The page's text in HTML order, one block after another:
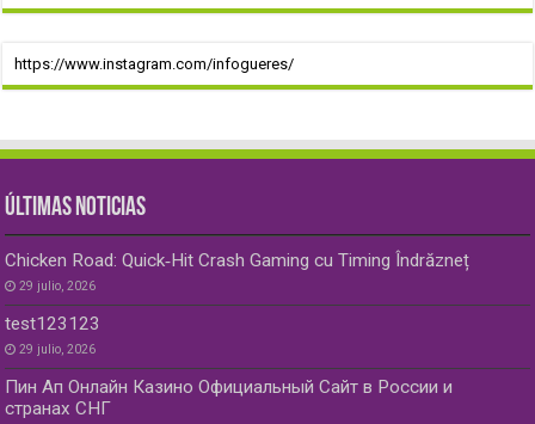
https://www.instagram.com/infogueres/
ÚLTIMAS NOTICIAS
Chicken Road: Quick‑Hit Crash Gaming cu Timing Îndrăzneț
29 julio, 2026
test123123
29 julio, 2026
Пин Ап Онлайн Казино Официальный Сайт в России и
странах СНГ